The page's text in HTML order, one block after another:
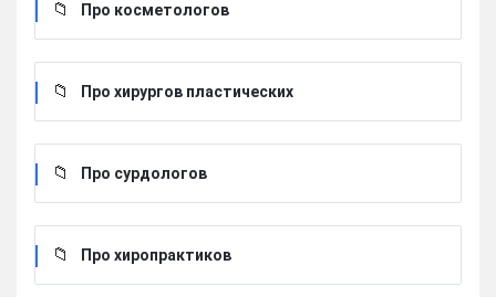
Про косметологов
Про хирургов пластических
Про сурдологов
Про хиропрактиков